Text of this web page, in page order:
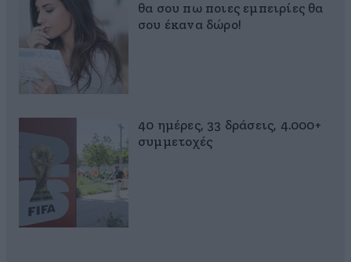
θα σου πω ποιες εμπειρίες θα
σου έκανα δώρο!
40 ημέρες, 33 δράσεις, 4.000+
συμμετοχές